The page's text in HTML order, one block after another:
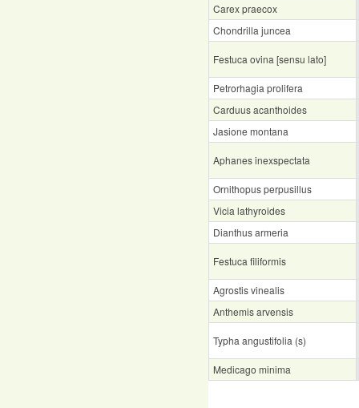
Carex praecox
Chondrilla juncea
Festuca ovina [sensu lato]
Petrorhagia prolifera
Carduus acanthoides
Jasione montana
Aphanes inexspectata
Ornithopus perpusillus
Vicia lathyroides
Dianthus armeria
Festuca filiformis
Agrostis vinealis
Anthemis arvensis
Typha angustifolia (s)
Medicago minima